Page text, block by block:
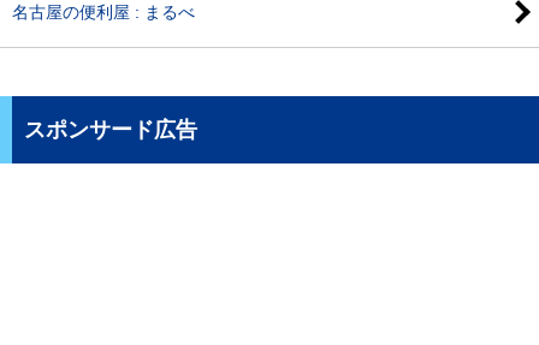
名古屋の便利屋 : まるべ
スポンサード広告